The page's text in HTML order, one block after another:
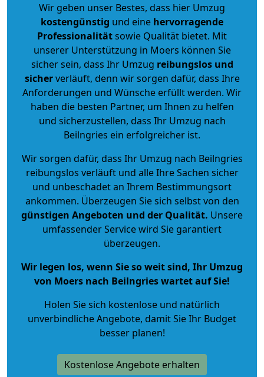
Wir geben unser Bestes, dass hier Umzug
kostengünstig und eine hervorragende
Professionalitätsowie Qualität bietet. Mit
unserer Unterstützung in Moers können Sie
sicher sein, dass Ihr Umzug reibungslos und
sicherverläuft, denn wir sorgen dafür, dass Ihre
Anforderungen und Wünsche erfüllt werden. Wir
haben die besten Partner, um Ihnen zu helfen
und sicherzustellen, dass Ihr Umzug nach
Beilngries ein erfolgreicher ist.
Wir sorgen dafür, dass Ihr Umzug nach Beilngries
reibungslos verläuft und alle Ihre Sachen sicher
und unbeschadet an Ihrem Bestimmungsort
ankommen. Überzeugen Sie sich selbst von den
günstigen Angeboten und der Qualität. Unsere
umfassender Service wird Sie garantiert
überzeugen.
Wir legen los, wenn Sie so weit sind, Ihr Umzug
von Moers nach Beilngries wartet auf Sie!
Holen Sie sich kostenlose und natürlich
unverbindliche Angebote, damit Sie Ihr Budget
besser planen!
Kostenlose Angebote erhalten